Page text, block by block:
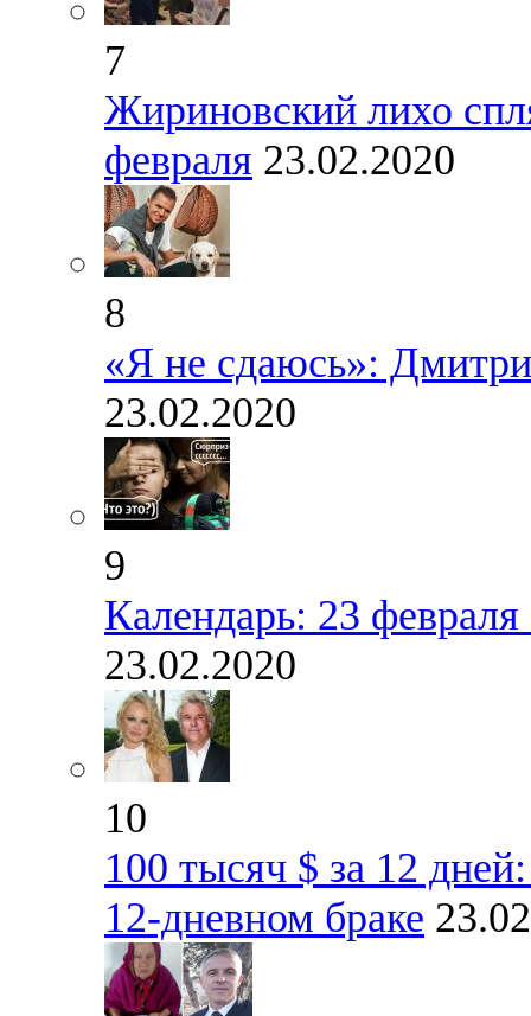
7
Жириновский лихо
февраля 23.02.2020
8
«Я не сдаюсь»:
23.02.2020
9
Календарь: 23
23.02.2020
10
100 тысяч $ за 12
12-дневном браке